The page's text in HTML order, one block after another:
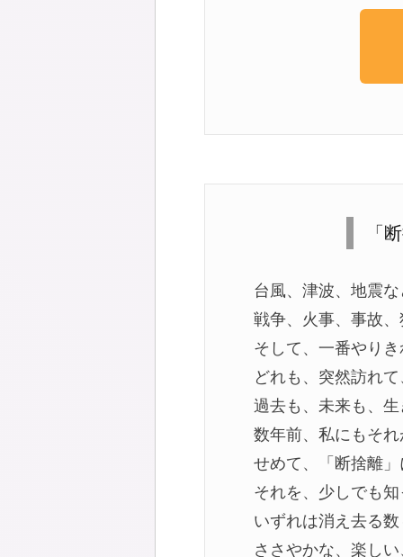
「
台風、津波、地震
戦争、火事、事故
そして、一番やり
どれも、突然訪れ
過去も、未来も、
数年前、私にもそ
せめて、「断捨離
それを、少しでも
いずれは消え去る
ささやかな、楽し